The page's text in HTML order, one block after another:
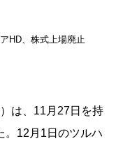
HD、株式上場廃止
は、11月27日を持
。12月1日のツルハ